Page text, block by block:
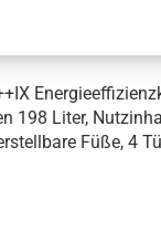
198 Liter,
Füße, 4